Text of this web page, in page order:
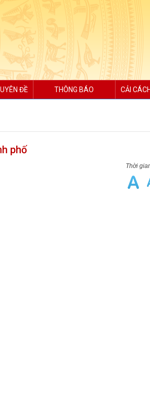
ĐỀ THÔNG BÁO CẢI
phố